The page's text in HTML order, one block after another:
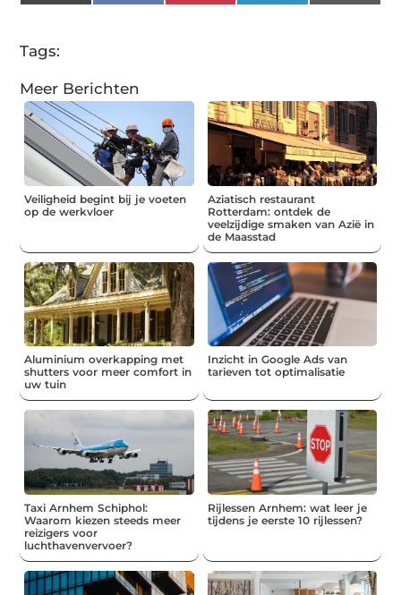
(Twitter)
Tags:
Meer Berichten
Veiligheid begint bij je voeten
op de werkvloer
Aziatisch restaurant
Rotterdam: ontdek de
veelzijdige smaken van Azië in
de Maasstad
Aluminium overkapping met
shutters voor meer comfort in
uw tuin
Inzicht in Google Ads van
tarieven tot optimalisatie
Taxi Arnhem Schiphol:
Waarom kiezen steeds meer
reizigers voor
luchthavenvervoer?
Rijlessen Arnhem: wat leer je
tijdens je eerste 10 rijlessen?